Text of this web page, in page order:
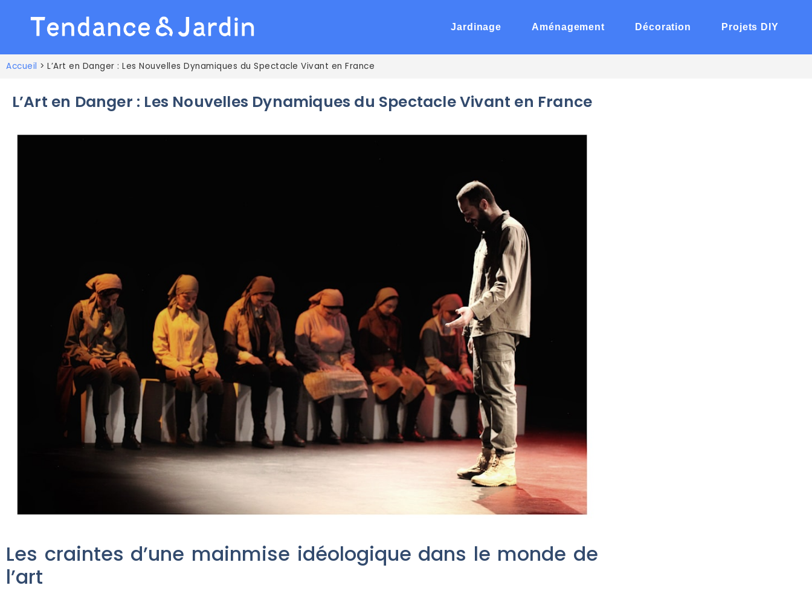
Jardinage Aménagement Décoration Projets DIY
Accueil > L’Art en Danger : Les Nouvelles Dynamiques du Spectacle Vivant en France
L’Art en Danger : Les Nouvelles Dynamiques du Spectacle Vivant en France
Les craintes d’une mainmise idéologique dans le monde de
l’art